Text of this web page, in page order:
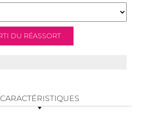
CARACTÉRISTIQUES